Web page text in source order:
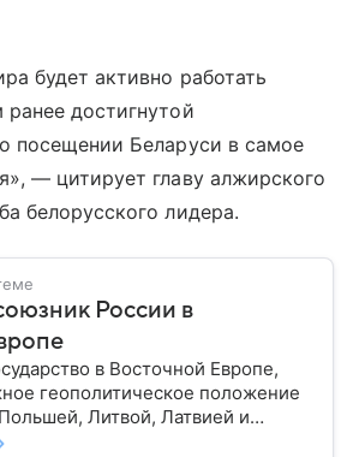
будет активно работать
достигнутой
посещении Беларуси в самое
— цитирует главу алжирского
белорусского лидера.
России в
в Восточной Европе,
геополитическое положение
Литвой, Латвией и
на свою небольшую